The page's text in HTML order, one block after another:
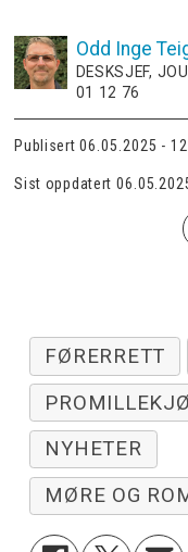
Odd Inge
DESKSJEF,
01 12 76
Publisert 06.05.2025 -
Sist oppdatert
FØRERRETT
NYHETER
MØRE OG